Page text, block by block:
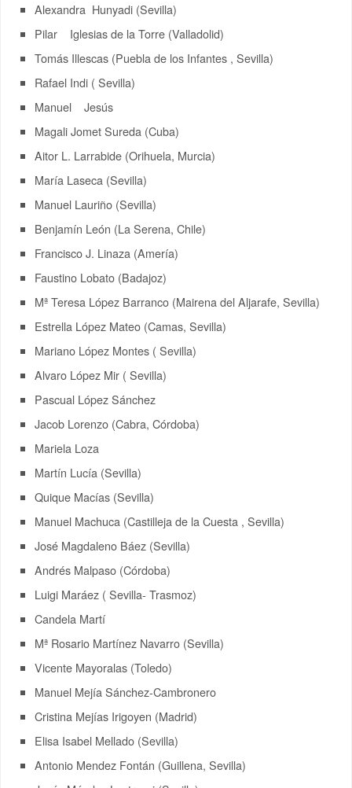
Alexandra Hunyadi (Sevilla)
Pilar Iglesias de la Torre (Valladolid)
Tomás Illescas (Puebla de los Infantes , Sevilla)
Rafael Indi ( Sevilla)
Manuel Jesús
Magali Jomet Sureda (Cuba)
Aitor L. Larrabide (Orihuela, Murcia)
María Laseca (Sevilla)
Manuel Lauriño (Sevilla)
Benjamín León (La Serena, Chile)
Francisco J. Linaza (Amería)
Faustino Lobato (Badajoz)
Mª Teresa López Barranco (Mairena del Aljarafe, Sevilla)
Estrella López Mateo (Camas, Sevilla)
Mariano López Montes ( Sevilla)
Alvaro López Mir ( Sevilla)
Pascual López Sánchez
Jacob Lorenzo (Cabra, Córdoba)
Mariela Loza
Martín Lucía (Sevilla)
Quique Macías (Sevilla)
Manuel Machuca (Castilleja de la Cuesta , Sevilla)
José Magdaleno Báez (Sevilla)
Andrés Malpaso (Córdoba)
Luigi Maráez ( Sevilla- Trasmoz)
Candela Martí
Mª Rosario Martínez Navarro (Sevilla)
Vicente Mayoralas (Toledo)
Manuel Mejía Sánchez-Cambronero
Cristina Mejías Irigoyen (Madrid)
Elisa Isabel Mellado (Sevilla)
Antonio Mendez Fontán (Guillena, Sevilla)